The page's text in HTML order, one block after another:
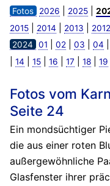
Fotos 2026 2025|
2015| 2014 2013 2012
2024
01 02 03 04
14 15| 16 17 18| 19
Fotos vom
Seite 24
Ein mondsüchtiger
die aus einer roten
außergewöhnliche
Glasfenster ihrer